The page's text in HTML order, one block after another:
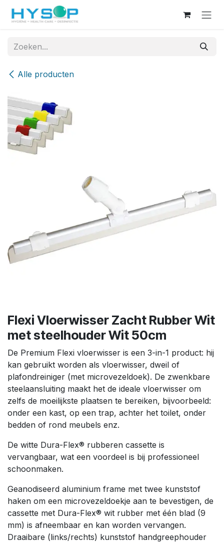
Overslaan naar inhoud
Alle producten
Flexi Vloerwisser Zacht Rubber Wit
met steelhouder Wit 50cm
De Premium Flexi vloerwisser is een 3-in-1 product: hij
kan gebruikt worden als vloerwisser, dweil of
plafondreiniger (met microvezeldoek). De zwenkbare
steelaansluiting maakt het de ideale vloerwisser om
zelfs de moeilijkste plaatsen te bereiken, bijvoorbeeld:
onder een kast, op een trap, achter het toilet, onder
bedden of rond meubels enz.
De witte Dura-Flex® rubberen cassette is
vervangbaar, wat een voordeel is bij professioneel
schoonmaken.
Geanodiseerd aluminium frame met twee kunststof
haken om een microvezeldoekje aan te bevestigen, de
cassette met Dura-Flex® wit rubber met één blad (9
mm) is afneembaar en kan worden vervangen.
Draaibare (links/rechts) kunststof handgreephouder